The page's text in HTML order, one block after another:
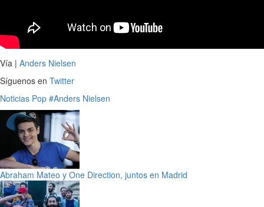
Vía | Anders Nielsen
Síguenos en Twitter
Noticias Pop #Anders Nielsen
Abraham Mateo y One Direction, juntos en Madrid